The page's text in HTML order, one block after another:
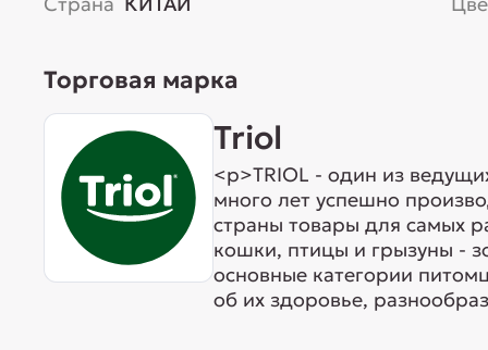
Торговая марка
Triol
<p>TRIOL - один из
много лет успешно
страны товары для самых
кошки, птицы и грызуны -
основные категории
об их здоровье,